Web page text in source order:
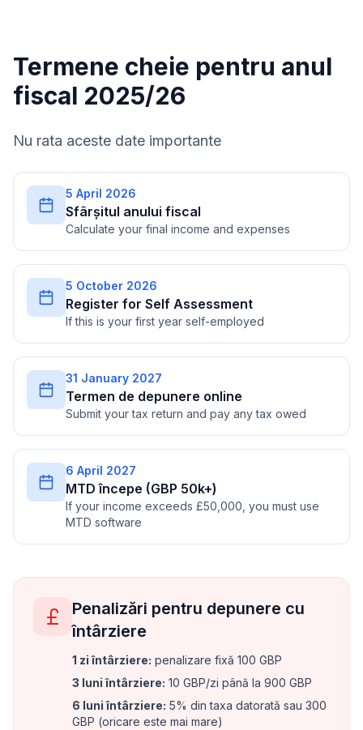
Termene cheie pentru anul
fiscal 2025/26
Nu rata aceste date importante
5 April 2026
Sfârșitul anului fiscal
Calculate your final income and expenses
5 October 2026
Register for Self Assessment
If this is your first year self-employed
31 January 2027
Termen de depunere online
Submit your tax return and pay any tax owed
6 April 2027
MTD începe (GBP 50k+)
If your income exceeds £50,000, you must use
MTD software
Penalizări pentru depunere cu
întârziere
1 zi întârziere: penalizare fixă 100 GBP
3 luni întârziere: 10 GBP/zi până la 900 GBP
6 luni întârziere: 5% din taxa datorată sau 300
GBP (oricare este mai mare)